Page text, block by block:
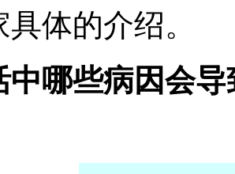
体的介绍。
哪些病因会导